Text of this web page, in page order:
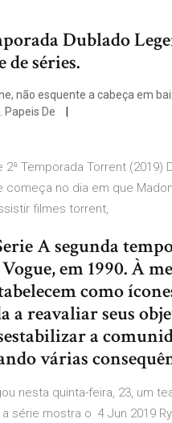
Dublado
séries.
não esquente a cabeça em
De
2ª Temporada Torrent
no dia em que
filmes torrent,
A segunda
em 1990. À
como
a reavaliar seus
a
várias
nesta quinta-feira, 23, um
a série mostra o 4 Jun 2019